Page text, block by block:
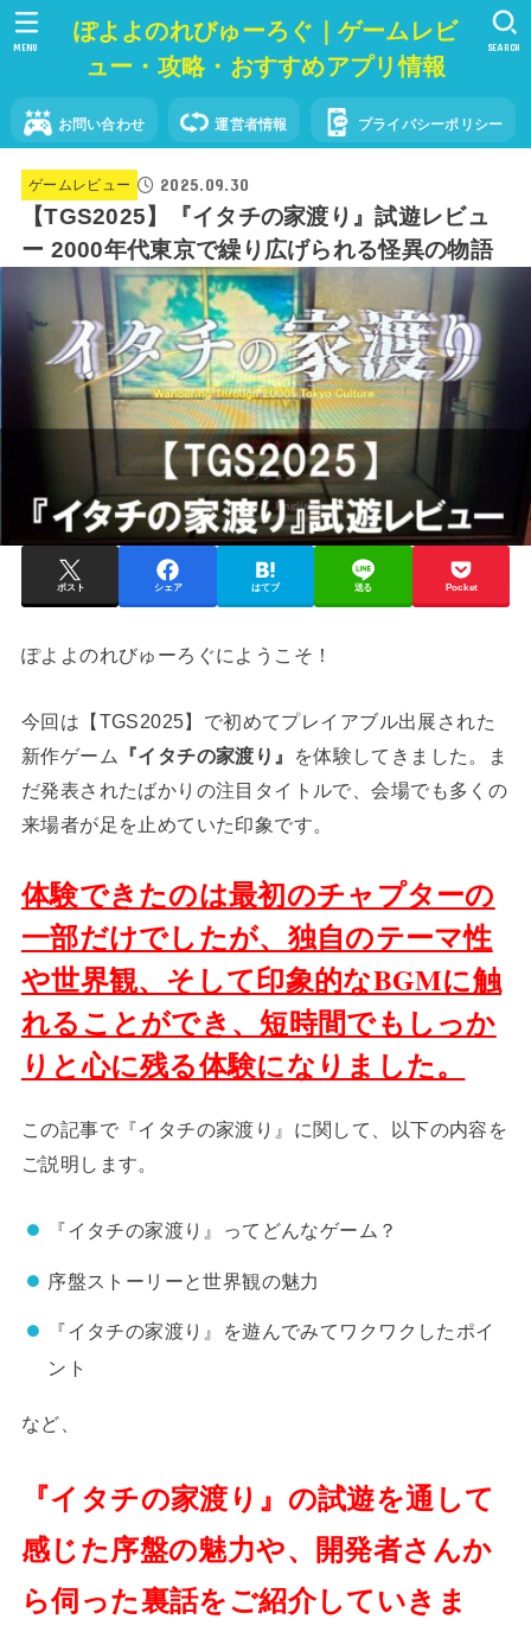
ぽよよのれびゅーろぐ｜ゲームレビ
ュー・攻略・おすすめアプリ情報
お問い合わせ 運営者情報 プライバシーポリシー
SEARCH
MENU
ゲームレビュー 2025.09.30
【TGS2025】『イタチの家渡り』試遊レビュ
ー 2000年代東京で繰り広げられる怪異の物語
ポスト シェア はてブ 送る Pocket
ぽよよのれびゅーろぐにようこそ！
今回は【TGS2025】で初めてプレイアブル出展された
新作ゲーム
『イタチの家渡り』
を体験してきました。ま
だ発表されたばかりの注目タイトルで、会場でも多くの
来場者が足を止めていた印象です。
体験できたのは最初のチャプターの
一部だけでしたが、独自のテーマ性
や世界観、そして印象的なBGMに触
れることができ、短時間でもしっか
りと心に残る体験になりました。
この記事で『イタチの家渡り』に関して、以下の内容を
ご説明します。
『イタチの家渡り』ってどんなゲーム？
序盤ストーリーと世界観の魅力
『イタチの家渡り』を遊んでみてワクワクしたポイ
ント
など、
『イタチの家渡り』の試遊を通して
感じた序盤の魅力や、開発者さんか
ら伺った裏話をご紹介していきま